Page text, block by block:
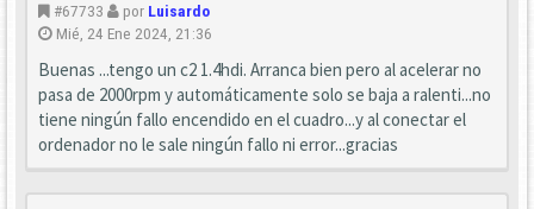
#67733 por Luisardo
Mié, 24 Ene 2024, 21:36
Buenas ...tengo un c2 1.4hdi. Arranca bien pero al acelerar no
pasa de 2000rpm y automáticamente solo se baja a ralenti...no
tiene ningún fallo encendido en el cuadro...y al conectar el
ordenador no le sale ningún fallo ni error...gracias